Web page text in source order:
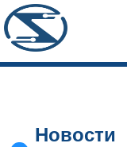
Новости